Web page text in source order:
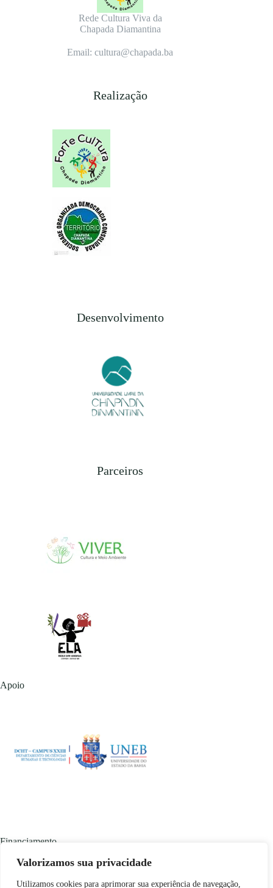
Valorizamos sua privacidade
Utilizamos cookies para aprimorar sua experiência de navegação,
Rede Cultura Viva da
Chapada Diamantina
Email: cultura@chapada.ba
Realização
Desenvolvimento
Parceiros
Apoio
Financiamento